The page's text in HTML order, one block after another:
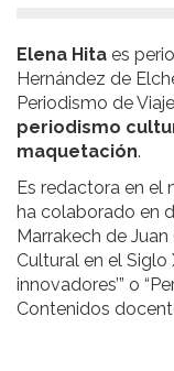
Elena Hita es
Hernández de
Periodismo de
periodismo
maquetación.
Es redactora en el
ha colaborado en
Marrakech de Juan
Cultural en el Siglo
innovadores’” o
Contenidos